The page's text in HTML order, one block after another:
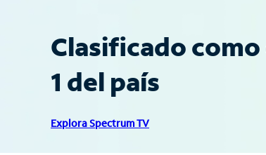
Clasificado
1 del país
Explora Spectrum TV